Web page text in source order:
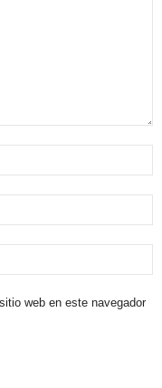
web en este navegador